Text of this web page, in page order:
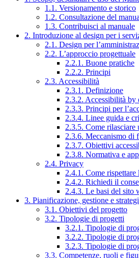
1.1. Versionamento e storico
1.2. Consultazione del
1.3. Contribuisci al manuale
2. Introduzione al design per i
2.1. Design per
2.2. L’approccio progettuale
2.2.1. Buone pratiche
2.2.2. Principi
2.3. Accessibilità
2.3.1. Definizione
2.3.2. Accessibilità by
2.3.3. Principi per
2.3.4. Linee guida e
2.3.5. Come rilasciare
2.3.6. Meccanismo di
2.3.7. Obiettivi
2.3.8. Normativa e
2.4. Privacy
2.4.1. Come
2.4.2. Richiedi il
2.4.3. Le basi del sito
3. Pianificazione, gestione e
3.1. Obiettivi del progetto
3.2. Tipologie di progetti
3.2.1. Tipologie di
3.2.2. Tipologie di
3.2.3. Tipologie di
3.3. Competenze, ruoli e